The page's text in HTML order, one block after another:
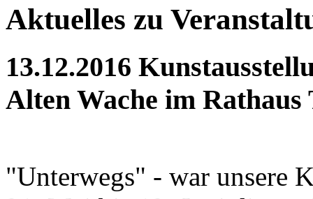
Aktuelles zu
13.12.2016
Alten Wache im Rathaus
"Unterwegs" - war unsere